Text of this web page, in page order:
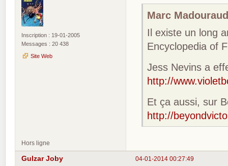
Inscription : 19-01-2005
Messages : 20 438
Site Web
Marc
Il existe un long
Encyclopedia of
Jess Nevins a
http://
Et ça aussi, sur
http://
Hors ligne
04-01-2014 00:27:49
Gulzar Joby